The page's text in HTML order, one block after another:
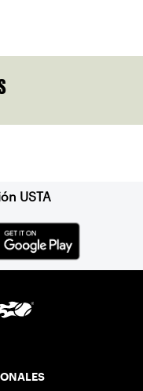
USTA